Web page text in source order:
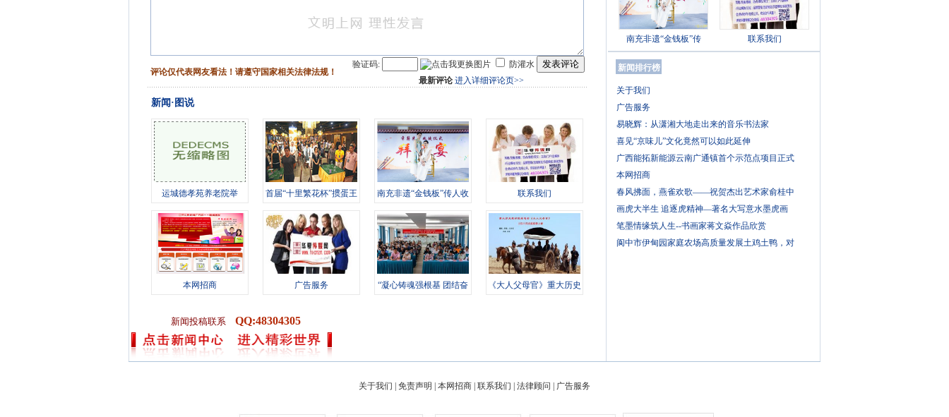
验证码: 防灌水 发表评论
评论仅代表网友看法！请遵守国家相关法律法规！
最新评论 进入详细评论页>>
新闻·图说
运城德孝苑养老院举
首届“十里繁花杯”掼蛋王
南充非遗“金钱板”传人收
联系我们
本网招商 广告服务
“凝心铸魂强根基 团结奋
《大人父母官》重大历史
新闻投稿联系 QQ:48304305
南充非遗“金钱板”传 联系我们
新闻排行榜
关于我们
广告服务
易晓辉：从潇湘大地走出来的音乐书法家
喜见“京味儿”文化竟然可以如此延伸
广西能拓新能源云南广通镇首个示范点项目正式
本网招商
春风拂面，燕雀欢歌——祝贺杰出艺术家俞桂中
画虎大半生 追逐虎精神—著名大写意水墨虎画
笔墨情缘筑人生--书画家蒋文焱作品欣赏
阆中市伊甸园家庭农场高质量发展土鸡土鸭，对
关于我们 免责声明 本网招商 联系我们 法律顾问 广告服务